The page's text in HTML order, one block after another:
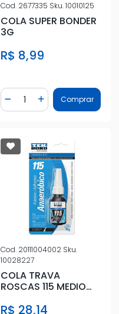
Cod. 2677335 Sku.10010125
COLA SUPER BONDER
3G
R$ 8,99
Diminuir Quantidade
Quantidade
AdicionarComprar
Cod. 20111004002 Sku.
10028227
COLA TRAVA
ROSCAS 115 MEDIO
R$ 28,14